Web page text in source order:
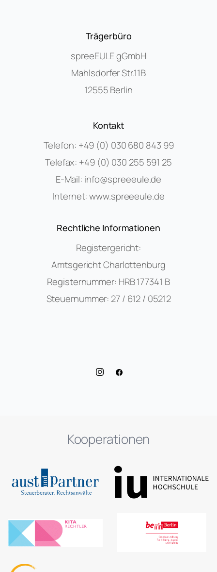
Trägerbüro
spreeEULE gGmbH
Mahlsdorfer Str.11B
12555 Berlin
Kontakt
Telefon: +49 (0) 030 680 843 99
Telefax: +49 (0) 030 255 591 25
E-Mail: info@spreeeule.de
Internet:www.spreeeule.de
Rechtliche Informationen
Registergericht:
Amtsgericht Charlottenburg
Registernummer: HRB 177341 B
Steuernummer: 27 / 612 / 05212
Kooperationen